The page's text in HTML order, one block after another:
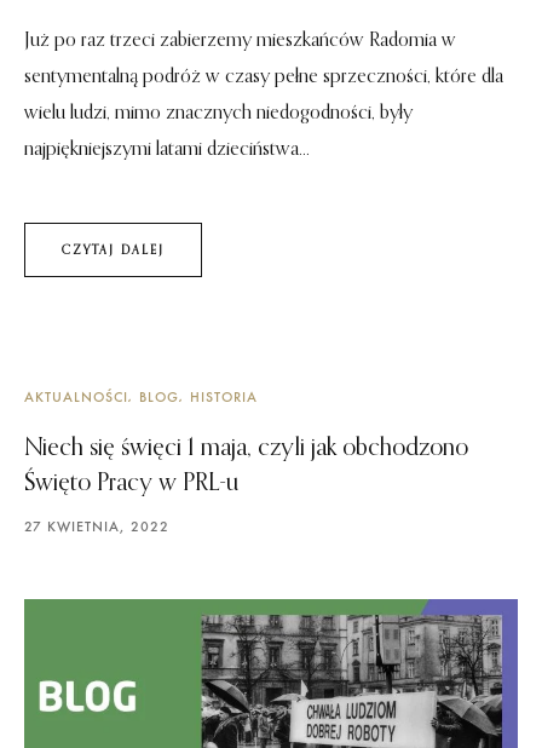
Już po raz trzeci zabierzemy mieszkańców Radomia w
sentymentalną podróż w czasy pełne sprzeczności, które dla
wielu ludzi, mimo znacznych niedogodności, były
najpiękniejszymi latami dzieciństwa...
CZYTAJ DALEJ
AKTUALNOŚCI BLOG HISTORIA
Niech się święci 1 maja, czyli jak obchodzono
Święto Pracy w PRL-u
27 KWIETNIA, 2022